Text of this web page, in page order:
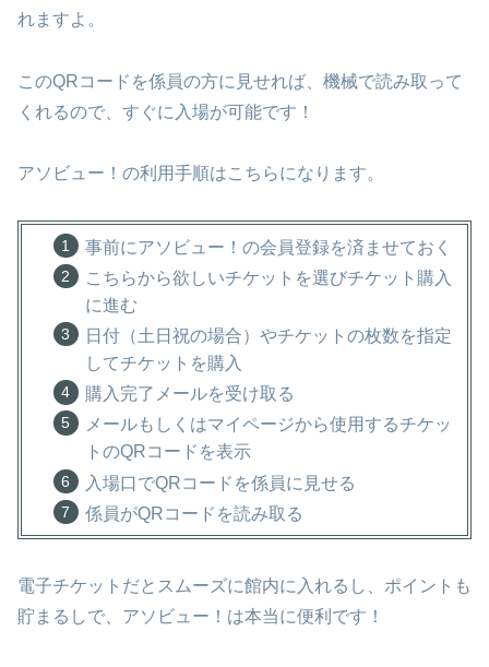
れますよ。
このQRコードを係員の方に見せれば、機械で読み取って
くれるので、すぐに入場が可能です！
アソビュー！の利用手順はこちらになります。
事前にアソビュー！の会員登録を済ませておく
こちらから欲しいチケットを選びチケット購入
に進む
日付（土日祝の場合）やチケットの枚数を指定
してチケットを購入
購入完了メールを受け取る
メールもしくはマイページから使用するチケッ
トのQRコードを表示
入場口でQRコードを係員に見せる
係員がQRコードを読み取る
電子チケットだとスムーズに館内に入れるし、ポイントも
貯まるしで、アソビュー！は本当に便利です！